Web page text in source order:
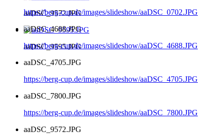
aaDSC_9572.JPG
aaDSC_9595.JPG
https://berg-cup.de/images/slideshow/aaDSC_0702.JPG
aaDSC_4688.JPG
https://berg-cup.de/images/slideshow/aaDSC_4688.JPG
aaDSC_4705.JPG
https://berg-cup.de/images/slideshow/aaDSC_4705.JPG
aaDSC_7800.JPG
https://berg-cup.de/images/slideshow/aaDSC_7800.JPG
aaDSC_9572.JPG